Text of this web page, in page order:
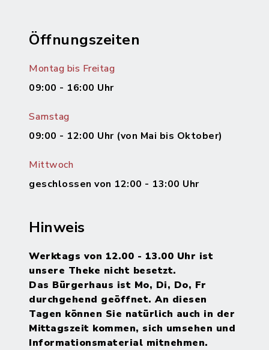
Öffnungszeiten
Montag bis Freitag
09:00 - 16:00 Uhr
Samstag
09:00 - 12:00 Uhr (von Mai bis Oktober)
Mittwoch
geschlossen von 12:00 - 13:00 Uhr
Hinweis
Werktags von 12.00 - 13.00 Uhr ist
unsere Theke nicht besetzt.
Das Bürgerhaus ist Mo, Di, Do, Fr
durchgehend geöffnet. An diesen
Tagen können Sie natürlich auch in der
Mittagszeit kommen, sich umsehen und
Informationsmaterial mitnehmen.